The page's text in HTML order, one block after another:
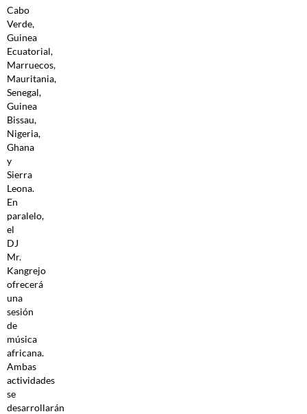
Cabo
Verde,
Guinea
Ecuatorial,
Marruecos,
Mauritania,
Senegal,
Guinea
Bissau,
Nigeria,
Ghana
y
Sierra
Leona.
En
paralelo,
el
DJ
Mr.
Kangrejo
ofrecerá
una
sesión
de
música
africana.
Ambas
actividades
se
desarrollarán